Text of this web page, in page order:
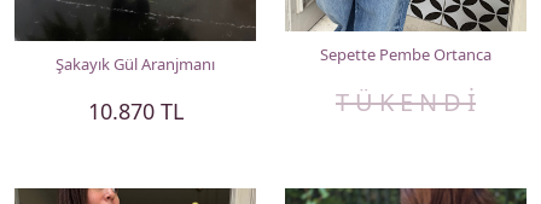
Şakayık Gül Aranjmanı
10.870 TL
Sepette Pembe Ortanca
T Ü K E N D İ